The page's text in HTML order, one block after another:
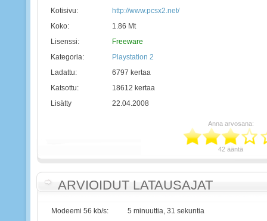
Kotisivu:
http://www.pcsx2.net/
Koko:
1.86 Mt
Lisenssi:
Freeware
Kategoria:
Playstation 2
Ladattu:
6797 kertaa
Katsottu:
18612 kertaa
Lisätty
22.04.2008
Anna arvosana:
42 ääntä
ARVIOIDUT LATAUSAJAT
Modeemi 56 kb/s:
5 minuuttia, 31 sekuntia